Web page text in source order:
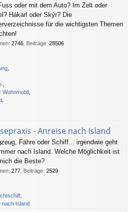
oder mit dem Auto? Im Zelt oder
Hákarl oder Skýr? Die
für die wichtigsten Themen
: 2746 Beiträge: 28506
,
Wohnmobil,
,
- Anreise nach Island
Fähre oder Schiff... irgendwie geht
nach Island. Welche Möglichkeit ist
die Beste?
: 277 Beiträge: 2529
,
nach Island